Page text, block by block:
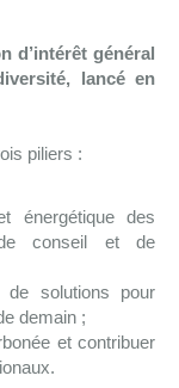
d’intérêt général
lancé en
piliers :
énergétique des
conseil et de
solutions pour
demain ;
et contribuer